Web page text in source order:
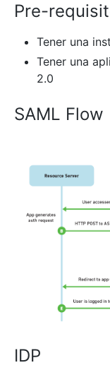
Pre-
Tener una
Tener una
2.0
SAML Flow
IDP